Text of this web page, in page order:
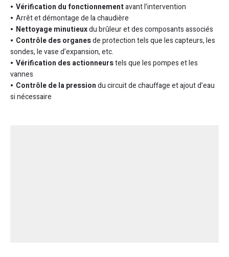
Vérification du fonctionnementavant l’intervention
Arrêt et démontage de la chaudière
Nettoyage minutieuxdu brûleur et des composants associés
Contrôle des organesde protection tels que les capteurs, les
sondes, le vase d’expansion, etc.
Vérification des actionneurstels que les pompes et les
vannes
Contrôle de la pressiondu circuit de chauffage et ajout d’eau
si nécessaire